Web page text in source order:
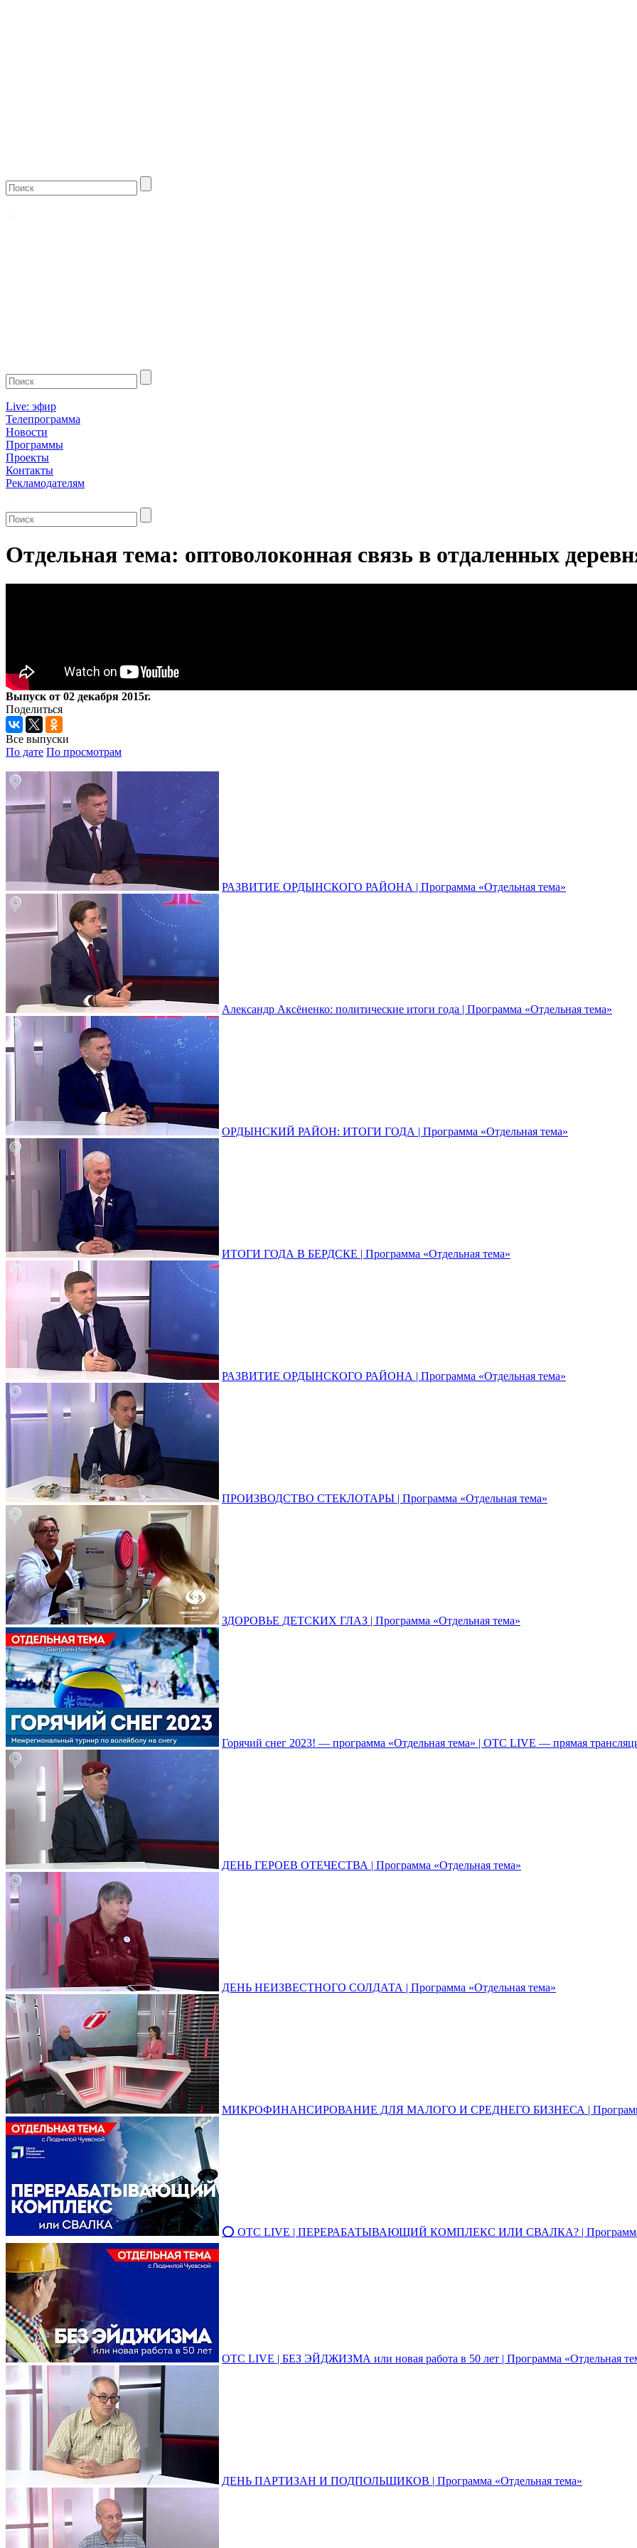
Live: эфир
Телепрограмма
Новости
Программы
Проекты
Контакты
Рекламодателям
Отдельная тема: оптоволоконная связь в отдаленных
Выпуск от 02 декабря 2015г.
Поделиться
Все выпуски
По дате По просмотрам
РАЗВИТИЕ ОРДЫНСКОГО РАЙОНА | Программа «Отдельная тема»
Александр Аксёненко: политические итоги года | Программа «Отдельная тема»
ОРДЫНСКИЙ РАЙОН: ИТОГИ ГОДА | Программа «Отдельная тема»
ИТОГИ ГОДА В БЕРДСКЕ | Программа «Отдельная тема»
РАЗВИТИЕ ОРДЫНСКОГО РАЙОНА | Программа «Отдельная тема»
ПРОИЗВОДСТВО СТЕКЛОТАРЫ | Программа «Отдельная тема»
ЗДОРОВЬЕ ДЕТСКИХ ГЛАЗ | Программа «Отдельная тема»
Горячий снег 2023! — программа «Отдельная тема» | ОТС LIVE — прямая
ДЕНЬ ГЕРОЕВ ОТЕЧЕСТВА | Программа «Отдельная тема»
ДЕНЬ НЕИЗВЕСТНОГО СОЛДАТА | Программа «Отдельная тема»
МИКРОФИНАНСИРОВАНИЕ ДЛЯ МАЛОГО И СРЕДНЕГО БИЗНЕСА | Программа
⭕ ОТС LIVE | ПЕРЕРАБАТЫВАЮЩИЙ КОМПЛЕКС ИЛИ СВАЛКА? | Программа
ОТС LIVE | БЕЗ ЭЙДЖИЗМА или новая работа в 50 лет | Программа «Отдельная
ДЕНЬ ПАРТИЗАН И ПОДПОЛЬЩИКОВ | Программа «Отдельная тема»